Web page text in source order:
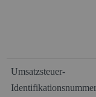
Umsatzsteuer-